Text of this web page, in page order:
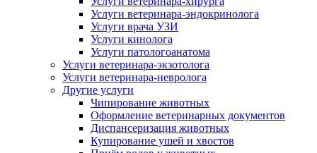
Услуги ветеринара-эндокринолога
Услуги врача УЗИ
Услуги кинолога
Услуги патологоанатома
Услуги ветеринара-экзотолога
Услуги ветеринара-невролога
Другие услуги
Чипирование животных
Оформление ветеринарных документов
Диспансеризация животных
Купирование ушей и хвостов